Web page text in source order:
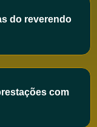
do reverendo
com